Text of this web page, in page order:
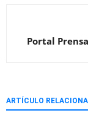
Portal
ARTÍCULO